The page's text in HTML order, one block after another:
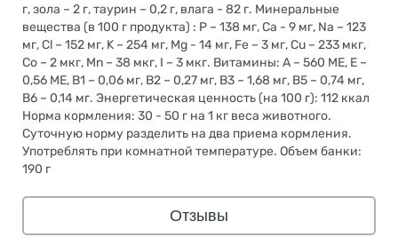
г, зола – 2 г, таурин – 0,2 г, влага - 82 г. Минеральные
вещества (в 100 г продукта) : P – 138 мг, Ca - 9 мг, Na – 123
мг, Cl – 152 мг, K – 254 мг, Mg - 14 мг, Fe – 3 мг, Cu – 233 мкг,
Co – 2 мкг, Mn – 38 мкг, I – 3 мкг. Витамины: А – 560 МЕ, Е –
0,56 МЕ, В1 – 0,06 мг, В2 – 0,27 мг, В3 – 1,68 мг, В5 – 0,74 мг,
В6 – 0,14 мг. Энергетическая ценность (на 100 г): 112 ккал
Норма кормления: 30 - 50 г на 1 кг веса животного.
Суточную норму разделить на два приема кормления.
Употреблять при комнатной температуре. Объем банки:
190 г
Отзывы